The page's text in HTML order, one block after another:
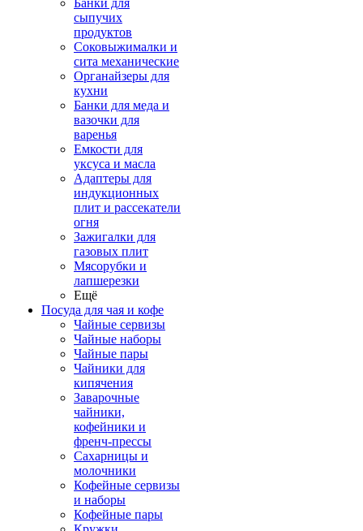
Банки для
сыпучих
продуктов
Соковыжималки и
сита механические
Органайзеры для
кухни
Банки для меда и
вазочки для
варенья
Емкости для
уксуса и масла
Адаптеры для
индукционных
плит и рассекатели
огня
Зажигалки для
газовых плит
Мясорубки и
лапшерезки
Ещё
Посуда для чая и кофе
Чайные сервизы
Чайные наборы
Чайные пары
Чайники для
кипячения
Заварочные
чайники,
кофейники и
френч-прессы
Сахарницы и
молочники
Кофейные сервизы
и наборы
Кофейные пары